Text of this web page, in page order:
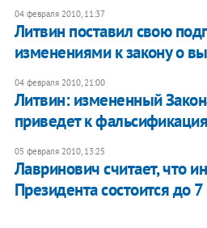
04 февраля 2010, 11:37
Литвин поставил свою
изменениями к закону о
04 февраля 2010, 21:00
Литвин: измененный
приведет к
05 февраля 2010, 13:25
Лавринович считает, что
Президента состоится до